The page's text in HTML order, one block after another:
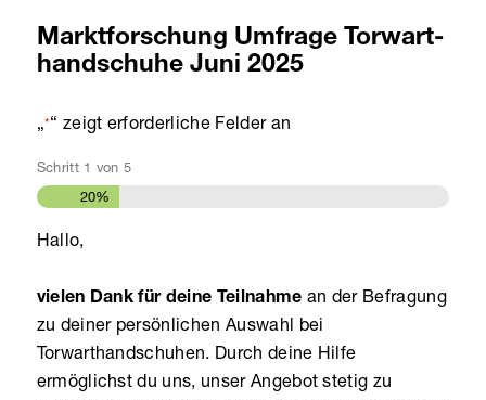
Marktforschung Umfrage Torwart­
handschuhe Juni 2025
„*“ zeigt erforderliche Felder an
Schritt 1 von5
20%
Hallo,
vielen Dank für deine Teilnahme an der Befragung
zu deiner persönlichen Auswahl bei
Torwarthandschuhen. Durch deine Hilfe
ermöglichst du uns, unser Angebot stetig zu